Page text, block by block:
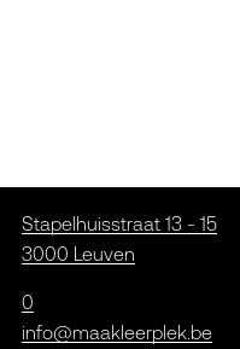
Stapelhuisstraat 13 - 15
3000 Leuven
0
info@maakleerplek.be